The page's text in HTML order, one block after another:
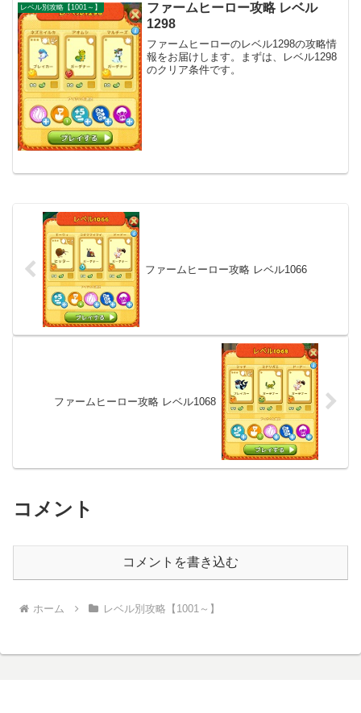
レベル別攻略【1001～】
ファームヒーロー攻略 レベル
1298
ファームヒーローのレベル1298の攻略情
報をお届けします。まずは、レベル1298
のクリア条件です。
ファームヒーロー攻略 レベル1066
ファームヒーロー攻略 レベル1068
コメント
コメントを書き込む
ホーム レベル別攻略【1001～】